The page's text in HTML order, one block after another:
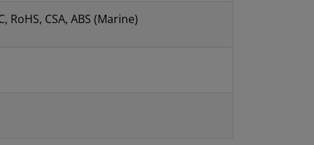
RoHS, CSA, ABS (Marine)